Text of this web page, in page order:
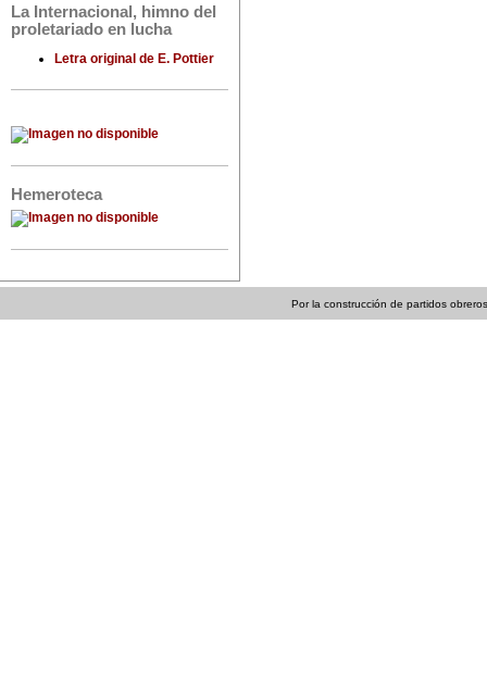
La Internacional, himno del
proletariado en lucha
Letra original de E. Pottier
Hemeroteca
Por la construcción de partidos